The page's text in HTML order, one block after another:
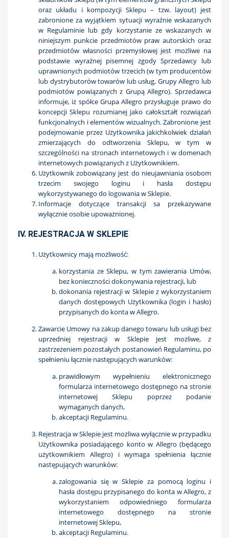
oraz układu i kompozycji Sklepu – tzw. layout) jest
zabronione za wyjątkiem sytuacji wyraźnie wskazanych
w Regulaminie lub gdy korzystanie ze wskazanych w
niniejszym punkcie przedmiotów praw autorskich oraz
przedmiotów własności przemysłowej jest możliwe na
podstawie wyraźnej pisemnej zgody Sprzedawcy lub
uprawnionych podmiotów trzecich (w tym producentów
lub dystrybutorów towarów lub usług, Grupy Allegro lub
podmiotów powiązanych z Grupą Allegro). Sprzedawca
informuje, iż spółce Grupa Allegro przysługuje prawo do
koncepcji Sklepu rozumianej jako całokształt rozwiązań
funkcjonalnych i elementów wizualnych. Zabronione jest
podejmowanie przez Użytkownika jakichkolwiek działań
zmierzających do odtworzenia Sklepu, w tym w
szczególności na stronach internetowych i w domenach
internetowych powiązanych z Użytkownikiem.
Użytkownik zobowiązany jest do nieujawniania osobom
trzecim swojego loginu i hasła dostępu
wykorzystywanego do logowania w Sklepie.
Informacje dotyczące transakcji sa przekazywane
wyłącznie osobie upoważnionej.
IV. REJESTRACJA W SKLEPIE
Użytkownicy mają możliwość:
korzystania ze Sklepu, w tym zawierania Umów,
bez konieczności dokonywania rejestracji, lub
dokonania rejestracji w Sklepie z wykorzystaniem
danych dostępowych Użytkownika (login i hasło)
przypisanych do konta w Allegro.
Zawarcie Umowy na zakup danego towaru lub usługi bez
uprzedniej rejestracji w Sklepie jest możliwe, z
zastrzeżeniem pozostałych postanowień Regulaminu, po
spełnieniu łącznie następujących warunków:
prawidłowym wypełnieniu elektronicznego
formularza internetowego dostępnego na stronie
internetowej Sklepu poprzez podanie
wymaganych danych,
akceptacji Regulaminu.
Rejestracja w Sklepie jest możliwa wyłącznie w przypadku
Użytkownika posiadającego konto w Allegro (będącego
użytkownikiem Allegro) i wymaga spełnienia łącznie
następujących warunków:
zalogowania się w Sklepie za pomocą loginu i
hasła dostępu przypisanego do konta w Allegro, z
wykorzystaniem odpowiedniego formularza
internetowego dostępnego na stronie
internetowej Sklepu,
akceptacji Regulaminu.